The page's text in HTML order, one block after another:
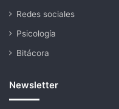
Redes sociales
Psicología
Bitácora
Newsletter